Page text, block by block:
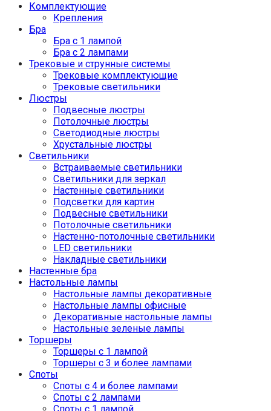
Комплектующие
Крепления
Бра
Бра с 1 лампой
Бра с 2 лампами
Трековые и струнные системы
Трековые комплектующие
Трековые светильники
Люстры
Подвесные люстры
Потолочные люстры
Светодиодные люстры
Хрустальные люстры
Светильники
Встраиваемые светильники
Светильники для зеркал
Настенные светильники
Подсветки для картин
Подвесные светильники
Потолочные светильники
Настенно-потолочные светильники
LED светильники
Накладные светильники
Настенные бра
Настольные лампы
Настольные лампы декоративные
Настольные лампы офисные
Декоративные настольные лампы
Настольные зеленые лампы
Торшеры
Торшеры с 1 лампой
Торшеры с 3 и более лампами
Споты
Споты с 4 и более лампами
Споты с 2 лампами